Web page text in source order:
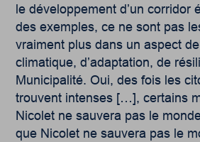
le développement d’un corridor
des exemples, ce ne sont pas
vraiment plus dans un aspect
climatique, d’adaptation, de
Municipalité. Oui, des fois les
trouvent intenses […], certains
Nicolet ne sauvera pas le
que Nicolet ne sauvera pas le